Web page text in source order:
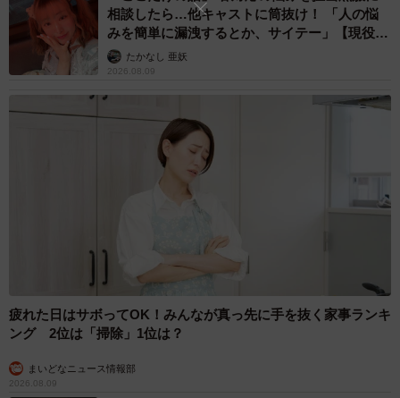
相談したら…他キャストに筒抜け！ 「人の悩
みを簡単に漏洩するとか、サイテー」【現役キ
ャストに取材】
たかなし 亜妖
2026.08.09
疲れた日はサボってOK！みんなが真っ先に手を抜く家事ランキ
ング 2位は「掃除」1位は？
まいどなニュース情報部
2026.08.09